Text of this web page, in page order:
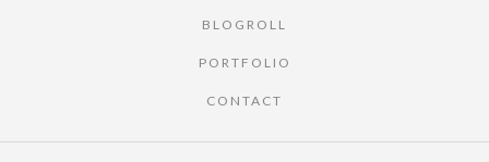
BLOGROLL
PORTFOLIO
CONTACT